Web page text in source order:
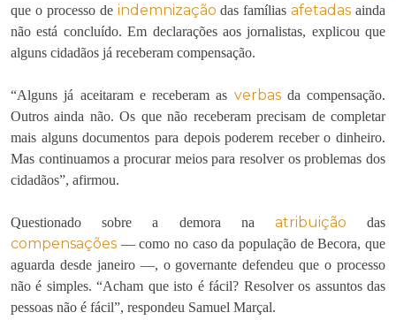
que o processo de indemnização das famíliasafetadas ainda
não está concluído. Em declarações aos jornalistas, explicou que
alguns cidadãos já receberam compensação.
“Alguns já aceitaram e receberam as verbasda compensação.
Outros ainda não. Os que não receberam precisam de completar
mais alguns documentos para depois poderem receber o dinheiro.
Mas continuamos a procurar meios para resolver os problemas dos
cidadãos”, afirmou.
Questionado sobre a demora na atribuição das
compensações — como no caso da população de Becora, que
aguarda desde janeiro —, o governante defendeu que o processo
não é simples. “Acham que isto é fácil? Resolver os assuntos das
pessoas não é fácil”, respondeu Samuel Marçal.